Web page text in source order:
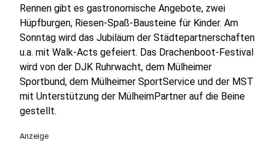
Rennen gibt es gastronomische Angebote, zwei
Hüpfburgen, Riesen-Spaß-Bausteine für Kinder. Am
Sonntag wird das Jubiläum der Städtepartnerschaften
u.a. mit Walk-Acts gefeiert. Das Drachenboot-Festival
wird von der DJK Ruhrwacht, dem Mülheimer
Sportbund, dem Mülheimer SportService und der MST
mit Unterstützung der MülheimPartner auf die Beine
gestellt.
Anzeige